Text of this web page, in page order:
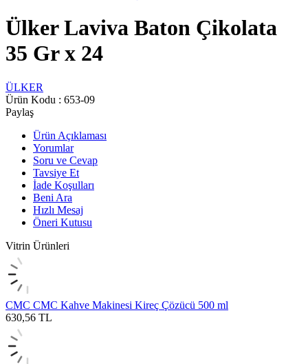
Ülker Laviva Baton Çikolata
35 Gr x 24
ÜLKER
Ürün Kodu : 653-09
Paylaş
Ürün Açıklaması
Yorumlar
Soru ve Cevap
Tavsiye Et
İade Koşulları
Beni Ara
Hızlı Mesaj
Öneri Kutusu
Vitrin Ürünleri
CMC CMC Kahve Makinesi Kireç Çözücü 500 ml
630,56 TL